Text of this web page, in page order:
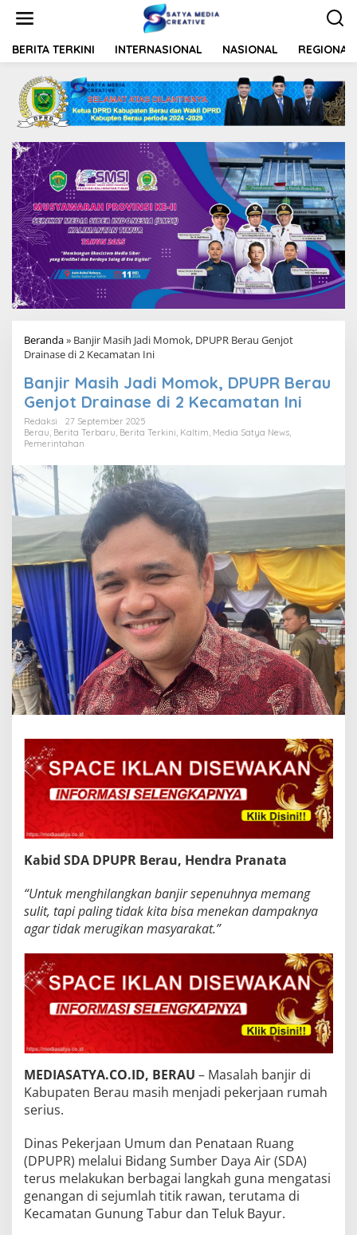
t
BERITA TERKINI INTERNASIONAL NASIONAL REGIONAL
Beranda» Banjir Masih Jadi Momok, DPUPR Berau Genjot
Drainase di 2 Kecamatan Ini
Banjir Masih Jadi Momok, DPUPR Berau
Genjot Drainase di 2 Kecamatan Ini
Redaksi
27 September 2025
Berau Berita Terbaru Berita Terkini Kaltim Media Satya News
Pemerintahan
Kabid SDA DPUPR Berau, Hendra Pranata
“Untuk menghilangkan banjir sepenuhnya memang
sulit, tapi paling tidak kita bisa menekan dampaknya
agar tidak merugikan masyarakat.”
MEDIASATYA.CO.ID, BERAU – Masalah banjir di
Kabupaten Berau masih menjadi pekerjaan rumah
serius.
Dinas Pekerjaan Umum dan Penataan Ruang
(DPUPR) melalui Bidang Sumber Daya Air (SDA)
terus melakukan berbagai langkah guna mengatasi
genangan di sejumlah titik rawan, terutama di
Kecamatan Gunung Tabur dan Teluk Bayur.